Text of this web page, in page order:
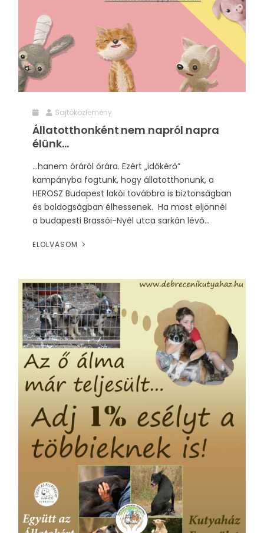
RENDEZVÉNYEK
REKLÁMAJÁNDÉK
Sajtóközlemény
Állatotthonként nem napról napra
élünk…
…hanem óráról órára. Ezért „időkérő”
kampányba fogtunk, hogy állatotthonunk, a
HEROSZ Budapest lakói továbbra is biztonságban
és boldogságban élhessenek. Ha most eljönnél
a budapesti Brassói-Nyél utca sarkán lévő...
ELOLVASOM